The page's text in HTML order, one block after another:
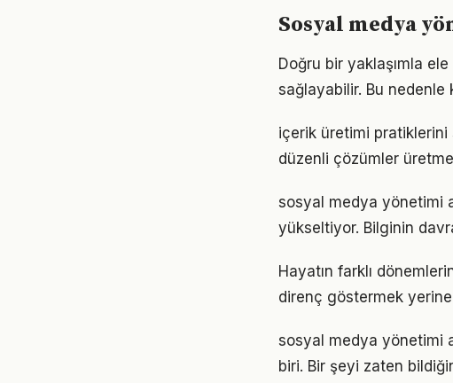
Sosyal medya
Doğru bir yaklaşımla
sağlayabilir. Bu nedenle
içerik üretimi
düzenli çözümler
sosyal medya yönetimi
yükseltiyor. Bilginin
Hayatın farklı
direnç göstermek
sosyal medya yönetimi
biri. Bir şeyi zaten